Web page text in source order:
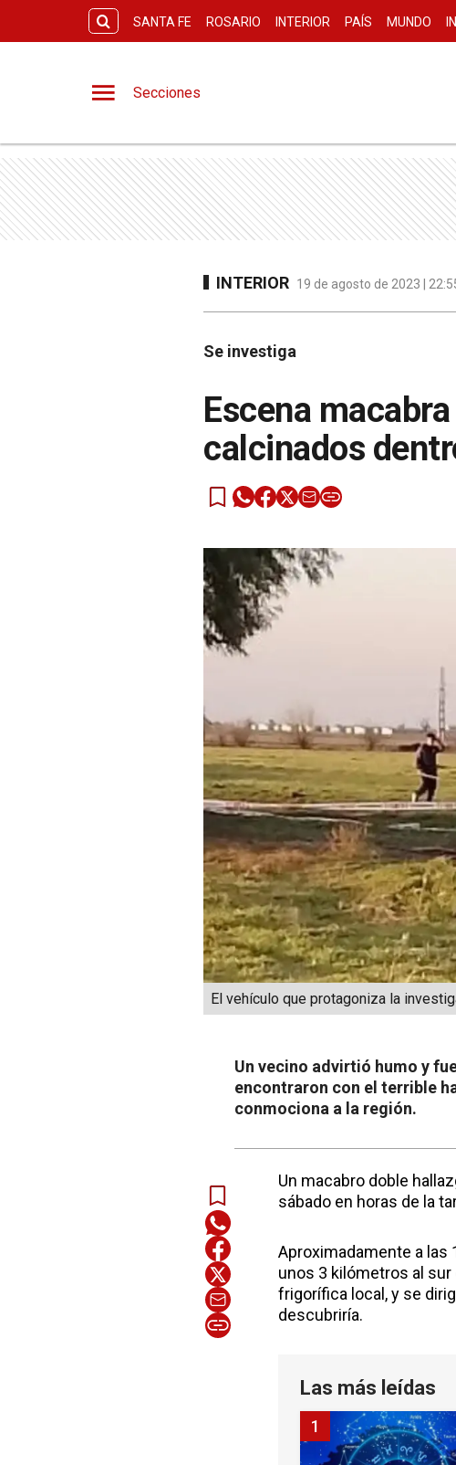
SANTA FE ROSARIO INTERIOR PAÍS MUNDO
Secciones
INTERIOR 19 de agosto de 2023 |
Se investiga
Escena
calcinados
El vehículo que protagoniza la
Un vecino advirtió humo y
encontraron con el terrible
conmociona a la región.
Un macabro doble
sábado en horas de la
Aproximadamente a las
unos 3 kilómetros al sur
frigorífica local, y se
descubriría.
Las más leídas
1